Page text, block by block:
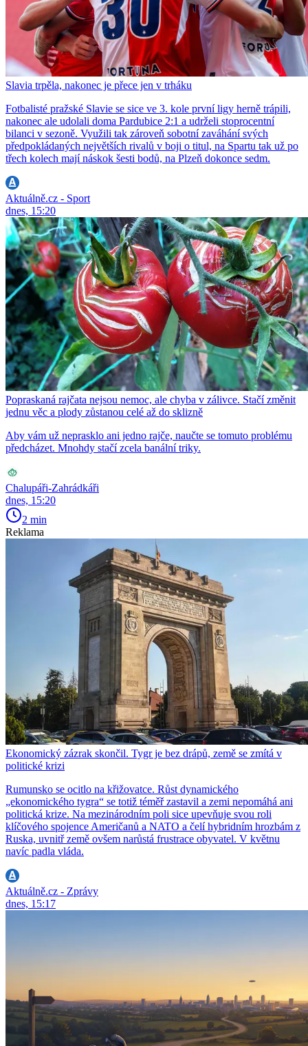
Slavia trpěla, nakonec je přece jen v trháku
Fotbalisté pražské Slavie se sice ve 3. kole první ligy herně trápili,
nakonec ale udolali doma Pardubice 2:1 a udrželi stoprocentní
bilanci v sezoně. Využili tak zároveň sobotní zaváhání svých
předpokládaných největších rivalů v boji o titul, na Spartu tak už po
třech kolech mají náskok šesti bodů, na Plzeň dokonce sedm.
Aktuálně.cz - Sport
dnes, 15:20
Popraskaná rajčata nejsou nemoc, ale chyba v zálivce. Stačí změnit
jednu věc a plody zůstanou celé až do sklizně
Aby vám už neprasklo ani jedno rajče, naučte se tomuto problému
předcházet. Mnohdy stačí zcela banální triky.
Chalupáři-Zahrádkáři
dnes, 15:20
2 min
Reklama
Ekonomický zázrak skončil. Tygr je bez drápů, země se zmítá v
politické krizi
Rumunsko se ocitlo na křižovatce. Růst dynamického
„ekonomického tygra“ se totiž téměř zastavil a zemi nepomáhá ani
politická krize. Na mezinárodním poli sice upevňuje svou roli
klíčového spojence Američanů a NATO a čelí hybridním hrozbám z
Ruska, uvnitř země ovšem narůstá frustrace obyvatel. V květnu
navíc padla vláda.
Aktuálně.cz - Zprávy
dnes, 15:17